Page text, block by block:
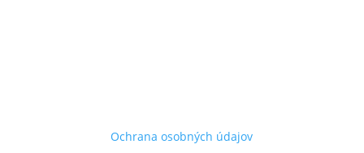
Ochrana osobných údajov